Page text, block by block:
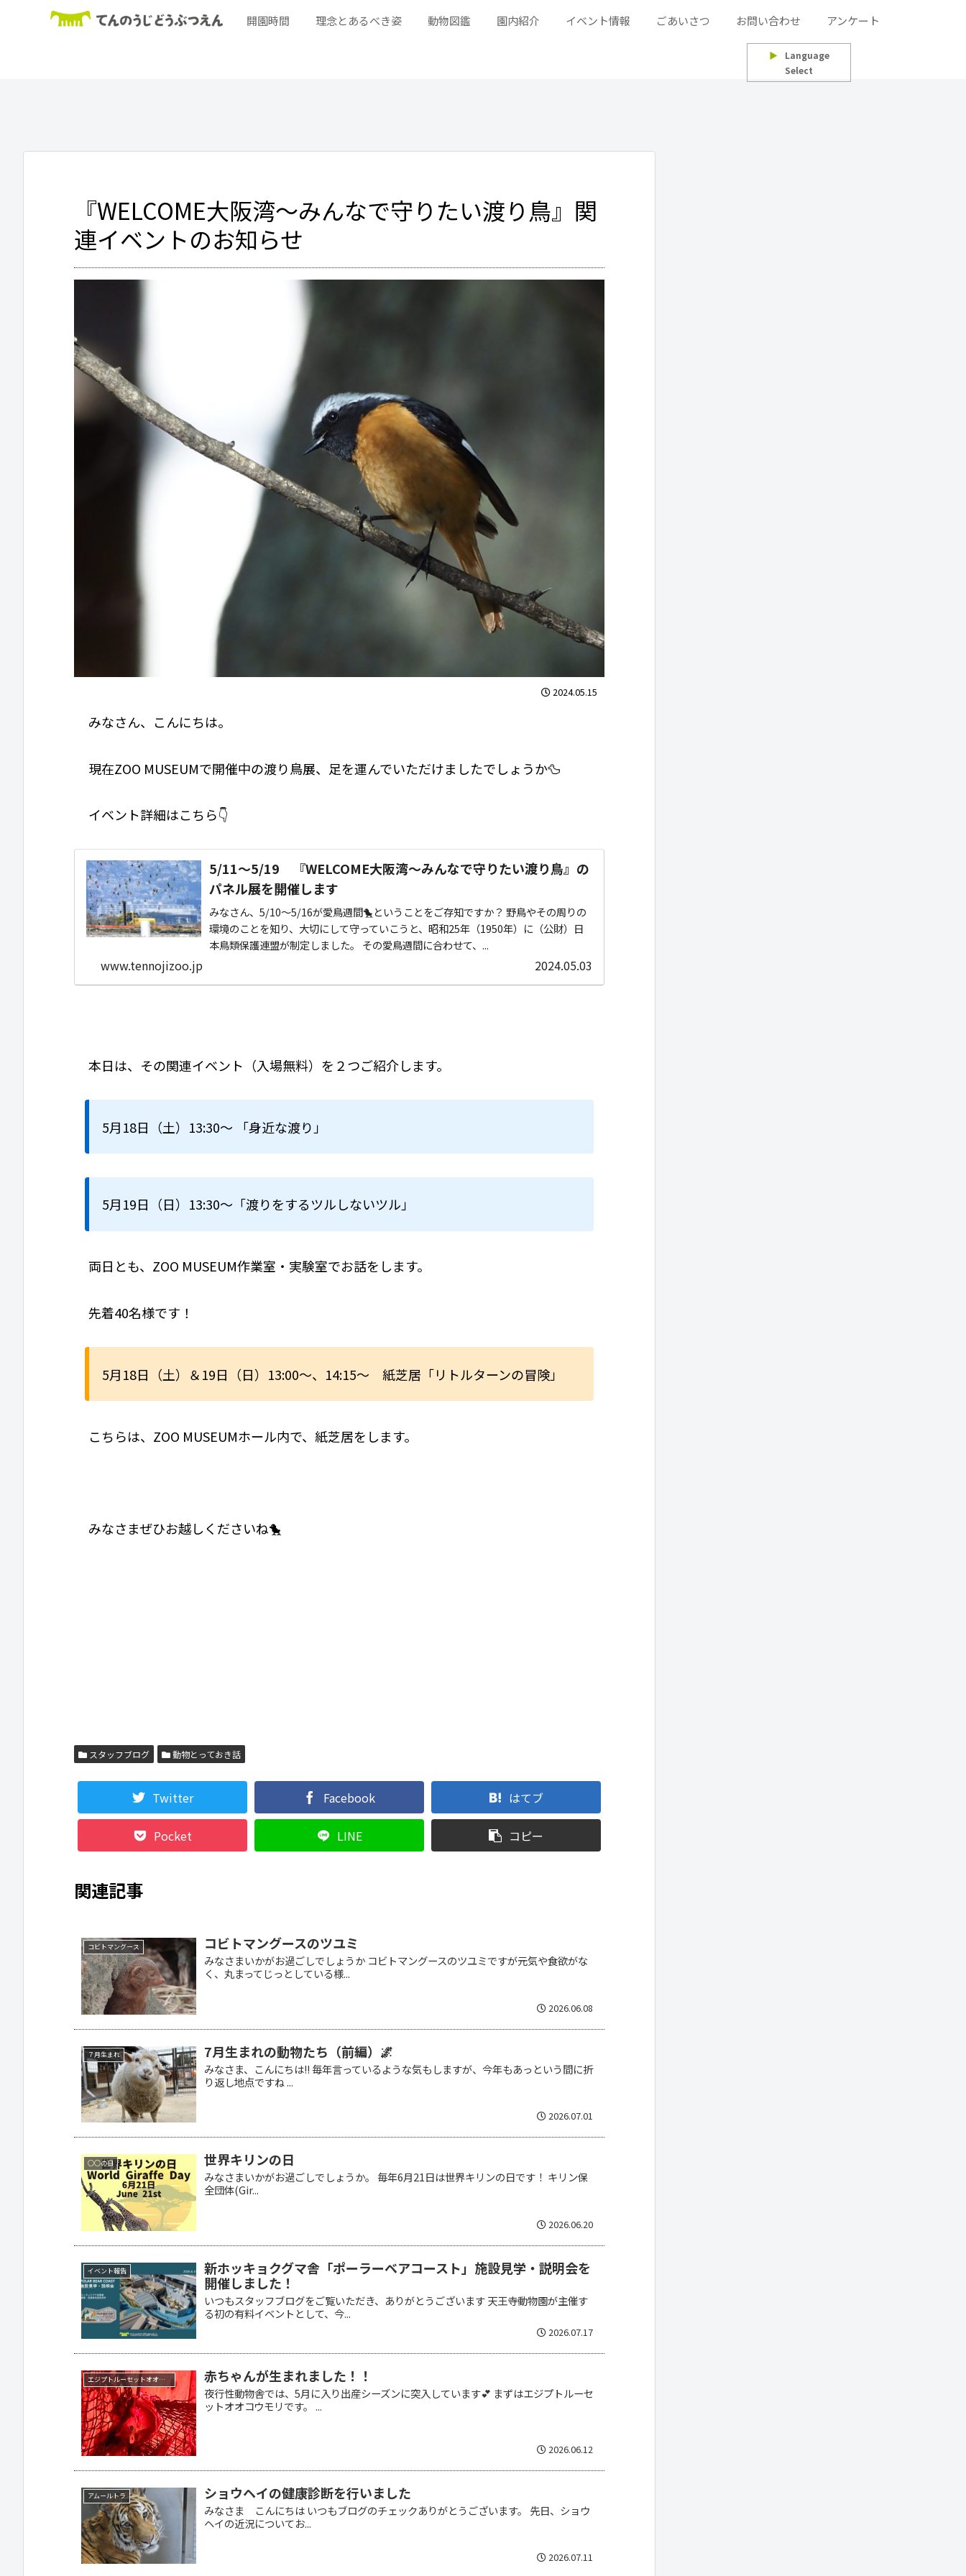
開園時間 理念とあるべき姿 動物図鑑 園内紹介 イベント情報 ごあいさつ お問い合わせ アンケート
▶
Language
Select
『WELCOME大阪湾～みんなで守りたい渡り鳥』関
連イベントのお知らせ
2024.05.15
みなさん、こんにちは。
現在ZOO MUSEUMで開催中の渡り鳥展、足を運んでいただけましたでしょうか🦆
イベント詳細はこちら👇
5/11～5/19 『WELCOME大阪湾～みんなで守りたい渡り鳥』の
パネル展を開催します
みなさん、5/10～5/16が愛鳥週間🐤ということをご存知ですか？ 野鳥やその周りの
環境のことを知り、大切にして守っていこうと、昭和25年（1950年）に（公財）日
本鳥類保護連盟が制定しました。 その愛鳥週間に合わせて、...
www.tennojizoo.jp 2024.05.03
本日は、その関連イベント（入場無料）を２つご紹介します。
5月18日（土）13:30～ 「身近な渡り」
5月19日（日）13:30～「渡りをするツルしないツル」
両日とも、ZOO MUSEUM作業室・実験室でお話をします。
先着40名様です！
5月18日（土）＆19日（日）13:00～、14:15～ 紙芝居「リトルターンの冒険」
こちらは、ZOO MUSEUMホール内で、紙芝居をします。
みなさまぜひお越しくださいね🐤
スタッフブログ 動物とっておき話
Twitter Facebook はてブ
Pocket LINE コピー
関連記事
コビトマングース コビトマングースのツユミ
みなさまいかがお過ごしでしょうか コビトマングースのツユミですが元気や食欲がな
く、丸まってじっとしている様...
2026.06.08
７月生まれ 7月生まれの動物たち（前編）🌌
みなさま、こんにちは!! 毎年言っているような気もしますが、今年もあっという間に折
り返し地点ですね ...
2026.07.01
○○の日 世界キリンの日
みなさまいかがお過ごしでしょうか。 毎年6月21日は世界キリンの日です！ キリン保
全団体(Gir...
2026.06.20
イベント報告
新ホッキョクグマ舎「ポーラーベアコースト」施設見学・説明会を
開催しました！
いつもスタッフブログをご覧いただき、ありがとうございます 天王寺動物園が主催す
る初の有料イベントとして、今...
2026.07.17
エジプトルーセットオオコウモリ 赤ちゃんが生まれました！！
夜行性動物舎では、5月に入り出産シーズンに突入しています💕 まずはエジプトルーセ
ットオオコウモリです。 ...
2026.06.12
アムールトラ ショウヘイの健康診断を行いました
みなさま こんにちは いつもブログのチェックありがとうございます。 先日、ショウ
ヘイの近況についてお...
2026.07.11